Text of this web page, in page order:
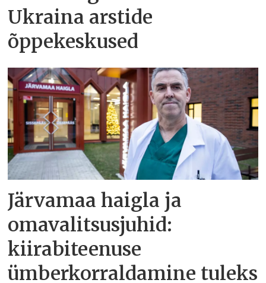
Ukraina arstide
õppekeskused
Järvamaa haigla ja
omavalitsusjuhid:
kiirabiteenuse
ümberkorraldamine tuleks